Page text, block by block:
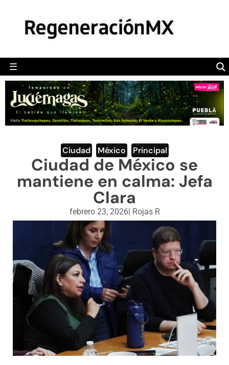
☰
POLÍTICA
CAMALEÓN
OPINIÓN
DEPORTES
ENGLISH SECTION
VIDEOS
Ciudad México Principal
Ciudad de México se
mantiene en calma: Jefa
Clara
febrero 23, 2026| Rojas R